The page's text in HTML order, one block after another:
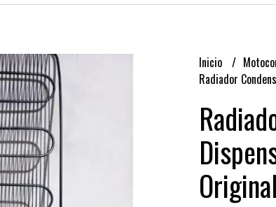
Inicio
Radiador
Original